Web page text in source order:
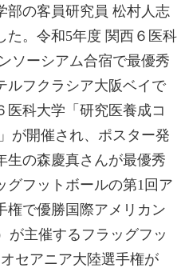
部の客員研究員 松村人志
た。令和5年度 関西６医科
ソーシアム合宿で最優秀
ルフクラシア大阪ベイで
医科大学「研究医養成コ
が開催され、ポスター発
生の森慶真さんが最優秀
グフットボールの第1回ア
権で優勝国際アメリカン
が主催するフラッグフッ
セアニア大陸選手権が